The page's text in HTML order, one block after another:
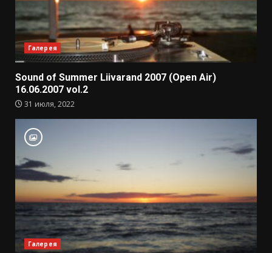
Галерея
Sound of Summer Liivarand 2007 (Open Air)
16.06.2007 vol.2
31 июля, 2022
Галерея